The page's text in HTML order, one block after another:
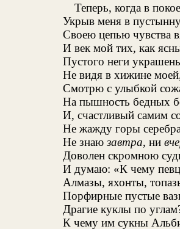
Теперь, когда в
Укрыв меня в
Своею цепью чувства
И век мой тих, как
Пустого неги
Не видя в хижине
Смотрю с улыбкой
На пышность бедных
И, счастливый самим
Не жажду горы
Не знаюзавтра, ни
Доволен скромною
И думаю: «К чему
Алмазы, яхонты,
Порфирные пустые
Драгие куклы по
К чему им сукны